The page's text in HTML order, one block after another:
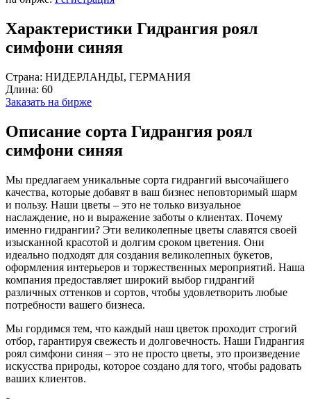
Характеристики Гидрангия роял
симфони синяя
Страна: НИДЕРЛАНДЫ, ГЕРМАНИЯ
Длина: 60
Заказать на бирже
Описание сорта Гидрангия роял
симфони синяя
Мы предлагаем уникальные сорта гидрангий высочайшего
качества, которые добавят в ваш бизнес неповторимый шарм
и пользу. Наши цветы – это не только визуальное
наслаждение, но и выражение заботы о клиентах. Почему
именно гидрангии? Эти великолепные цветы славятся своей
изысканной красотой и долгим сроком цветения. Они
идеально подходят для создания великолепных букетов,
оформления интерьеров и торжественных мероприятий. Наша
компания предоставляет широкий выбор гидрангий
различных оттенков и сортов, чтобы удовлетворить любые
потребности вашего бизнеса.
Мы гордимся тем, что каждый наш цветок проходит строгий
отбор, гарантируя свежесть и долговечность. Наши Гидрангия
роял симфони синяя – это не просто цветы, это произведение
искусства природы, которое создано для того, чтобы радовать
ваших клиентов.